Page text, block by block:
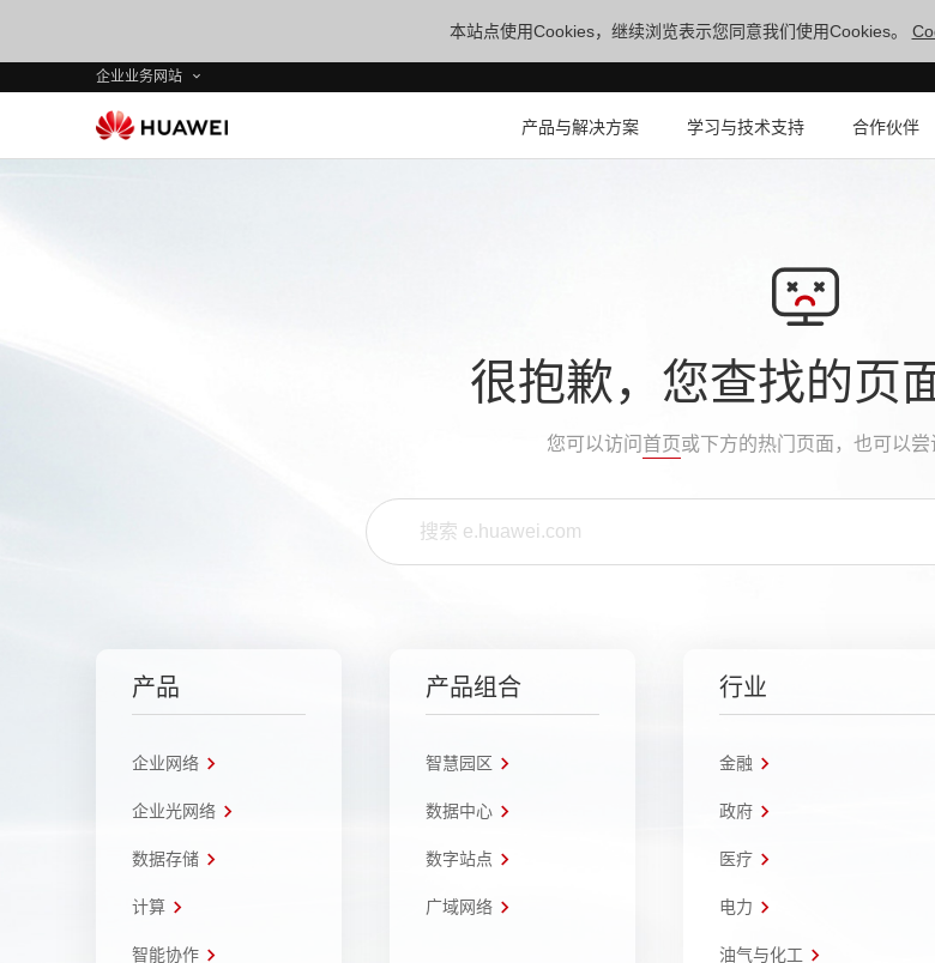
本站点使用Cookies，继续浏览表示您同意我们使用Cookies。
企业业务网站
产品与解决方案 学习与技术支持 合作伙伴
很抱歉，您查找的页
您可以访问 首页或下方的热门页面，也可以
产品
企业网络
企业光网络
数据存储
计算
智能协作
产品组合
智慧园区
数据中心
数字站点
广域网络
行业
金融
政府
医疗
电力
油气与化工